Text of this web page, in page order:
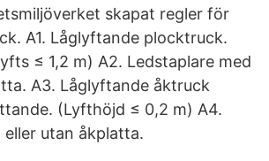
skapat regler för
A1. Låglyftande plocktruck.
≤ 1,2 m) A2. Ledstaplare med
A3. Låglyftande åktruck
(Lyfthöjd ≤ 0,2 m) A4.
utan åkplatta.